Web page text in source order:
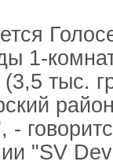
1-
тыс.
-
"SV